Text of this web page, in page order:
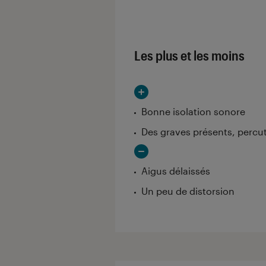
Les plus et les moins
Bonne isolation sonore
Des graves présents,
Aigus délaissés
Un peu de distorsion